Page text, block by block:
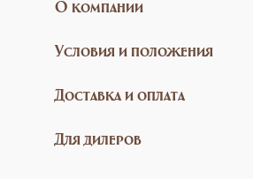
О компании
Условия и положения
Доставка и оплата
Для дилеров